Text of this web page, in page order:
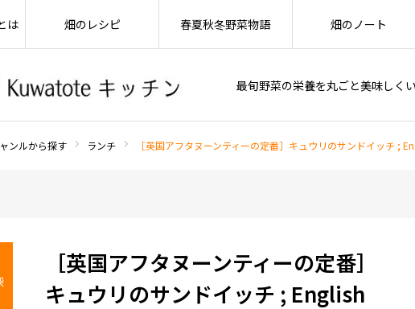
最旬野菜の栄養を丸ごと美味しくい
は 畑のレシピ 春夏秋冬野菜物語 畑のノート
ンルから探す ランチ ［英国アフタヌーンティーの定番］キュウリのサンドイッチ
［英国アフタヌーンティーの定番］
キュウリのサンドイッチ ; English